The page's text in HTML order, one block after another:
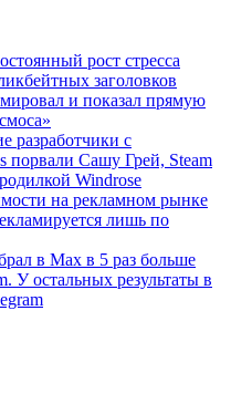
рост стресса
заголовков
и показал прямую
разработчики с
порвали Сашу Грей, Steam
Windrose
на рекламном рынке
лишь по
в Max в 5 раз больше
У остальных результаты в